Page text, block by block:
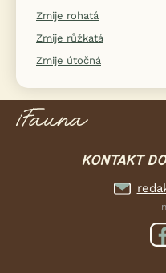
Zmije rohatá
Zmije růžkatá
Zmije útočná
KONTAKT